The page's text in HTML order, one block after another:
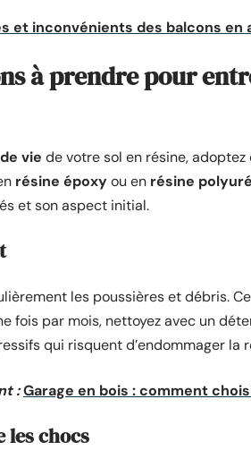
et inconvénients des balcons en
à prendre pour
vie de votre sol en résine,
résine époxyou en résine
et son aspect initial.
les poussières et débris.
fois par mois, nettoyez avec un
qui risquent d’endommager la
:Garage en bois : comment
chocs